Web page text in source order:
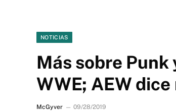
NOTICIAS
Más sobre Punk
WWE; AEW
McGyver 09/28/2019